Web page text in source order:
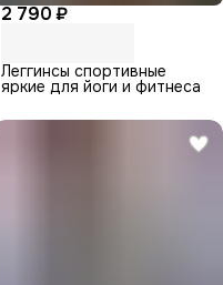
2 790 ₽
Леггинсы спортивные
яркие для йоги и фитнеса